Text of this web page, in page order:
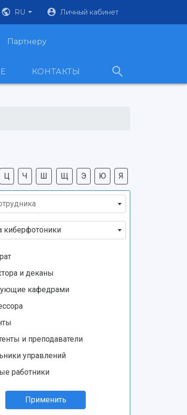
RU Личный кабинет
Партнеру
КОНТАКТЫ
Ц Ч Ш Щ Э Ю Я
киберфотоники
и деканы
кафедрами
и преподаватели
управлений
работники
Применить